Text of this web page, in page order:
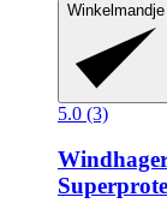
Winkelmandje
5.0 (3)